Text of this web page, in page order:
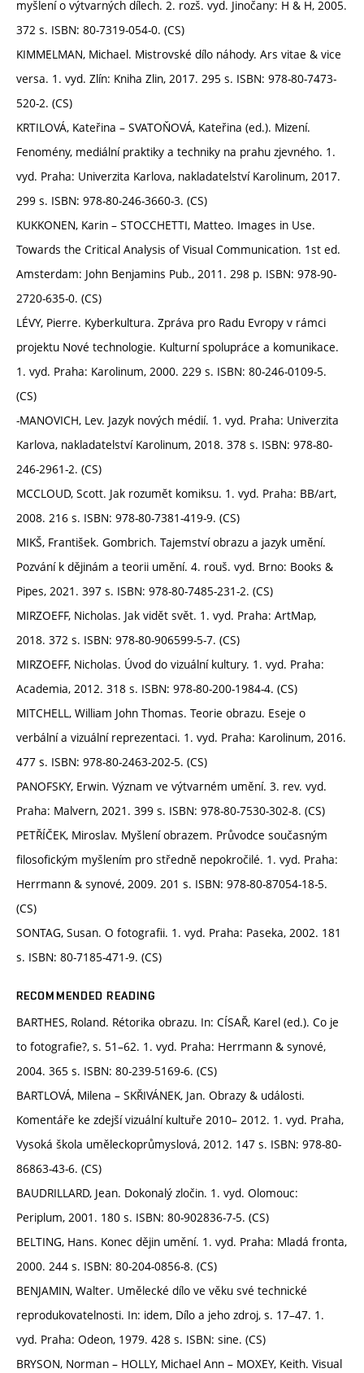
myšlení o výtvarných dílech. 2. rozš. vyd. Jinočany: H & H, 2005.
372 s. ISBN: 80-7319-054-0. (CS)
KIMMELMAN, Michael. Mistrovské dílo náhody. Ars vitae & vice
versa. 1. vyd. Zlín: Kniha Zlin, 2017. 295 s. ISBN: 978-80-7473-
520-2. (CS)
KRTILOVÁ, Kateřina – SVATOŇOVÁ, Kateřina (ed.). Mizení.
Fenomény, mediální praktiky a techniky na prahu zjevného. 1.
vyd. Praha: Univerzita Karlova, nakladatelství Karolinum, 2017.
299 s. ISBN: 978-80-246-3660-3. (CS)
KUKKONEN, Karin – STOCCHETTI, Matteo. Images in Use.
Towards the Critical Analysis of Visual Communication. 1st ed.
Amsterdam: John Benjamins Pub., 2011. 298 p. ISBN: 978-90-
2720-635-0. (CS)
LÉVY, Pierre. Kyberkultura. Zpráva pro Radu Evropy v rámci
projektu Nové technologie. Kulturní spolupráce a komunikace.
1. vyd. Praha: Karolinum, 2000. 229 s. ISBN: 80-246-0109-5.
(CS)
-MANOVICH, Lev. Jazyk nových médií. 1. vyd. Praha: Univerzita
Karlova, nakladatelství Karolinum, 2018. 378 s. ISBN: 978-80-
246-2961-2. (CS)
MCCLOUD, Scott. Jak rozumět komiksu. 1. vyd. Praha: BB/art,
2008. 216 s. ISBN: 978-80-7381-419-9. (CS)
MIKŠ, František. Gombrich. Tajemství obrazu a jazyk umění.
Pozvání k dějinám a teorii umění. 4. rouš. vyd. Brno: Books &
Pipes, 2021. 397 s. ISBN: 978-80-7485-231-2. (CS)
MIRZOEFF, Nicholas. Jak vidět svět. 1. vyd. Praha: ArtMap,
2018. 372 s. ISBN: 978-80-906599-5-7. (CS)
MIRZOEFF, Nicholas. Úvod do vizuální kultury. 1. vyd. Praha:
Academia, 2012. 318 s. ISBN: 978-80-200-1984-4. (CS)
MITCHELL, William John Thomas. Teorie obrazu. Eseje o
verbální a vizuální reprezentaci. 1. vyd. Praha: Karolinum, 2016.
477 s. ISBN: 978-80-2463-202-5. (CS)
PANOFSKY, Erwin. Význam ve výtvarném umění. 3. rev. vyd.
Praha: Malvern, 2021. 399 s. ISBN: 978-80-7530-302-8. (CS)
PETŘÍČEK, Miroslav. Myšlení obrazem. Průvodce současným
filosofickým myšlením pro středně nepokročilé. 1. vyd. Praha:
Herrmann & synové, 2009. 201 s. ISBN: 978-80-87054-18-5.
(CS)
SONTAG, Susan. O fotografii. 1. vyd. Praha: Paseka, 2002. 181
s. ISBN: 80-7185-471-9. (CS)
RECOMMENDED READING
BARTHES, Roland. Rétorika obrazu. In: CÍSAŘ, Karel (ed.). Co je
to fotografie?, s. 51–62. 1. vyd. Praha: Herrmann & synové,
2004. 365 s. ISBN: 80-239-5169-6. (CS)
BARTLOVÁ, Milena – SKŘIVÁNEK, Jan. Obrazy & události.
Komentáře ke zdejší vizuální kultuře 2010– 2012. 1. vyd. Praha,
Vysoká škola uměleckoprůmyslová, 2012. 147 s. ISBN: 978-80-
86863-43-6. (CS)
BAUDRILLARD, Jean. Dokonalý zločin. 1. vyd. Olomouc:
Periplum, 2001. 180 s. ISBN: 80-902836-7-5. (CS)
BELTING, Hans. Konec dějin umění. 1. vyd. Praha: Mladá fronta,
2000. 244 s. ISBN: 80-204-0856-8. (CS)
BENJAMIN, Walter. Umělecké dílo ve věku své technické
reprodukovatelnosti. In: idem, Dílo a jeho zdroj, s. 17–47. 1.
vyd. Praha: Odeon, 1979. 428 s. ISBN: sine. (CS)
BRYSON, Norman – HOLLY, Michael Ann – MOXEY, Keith. Visual